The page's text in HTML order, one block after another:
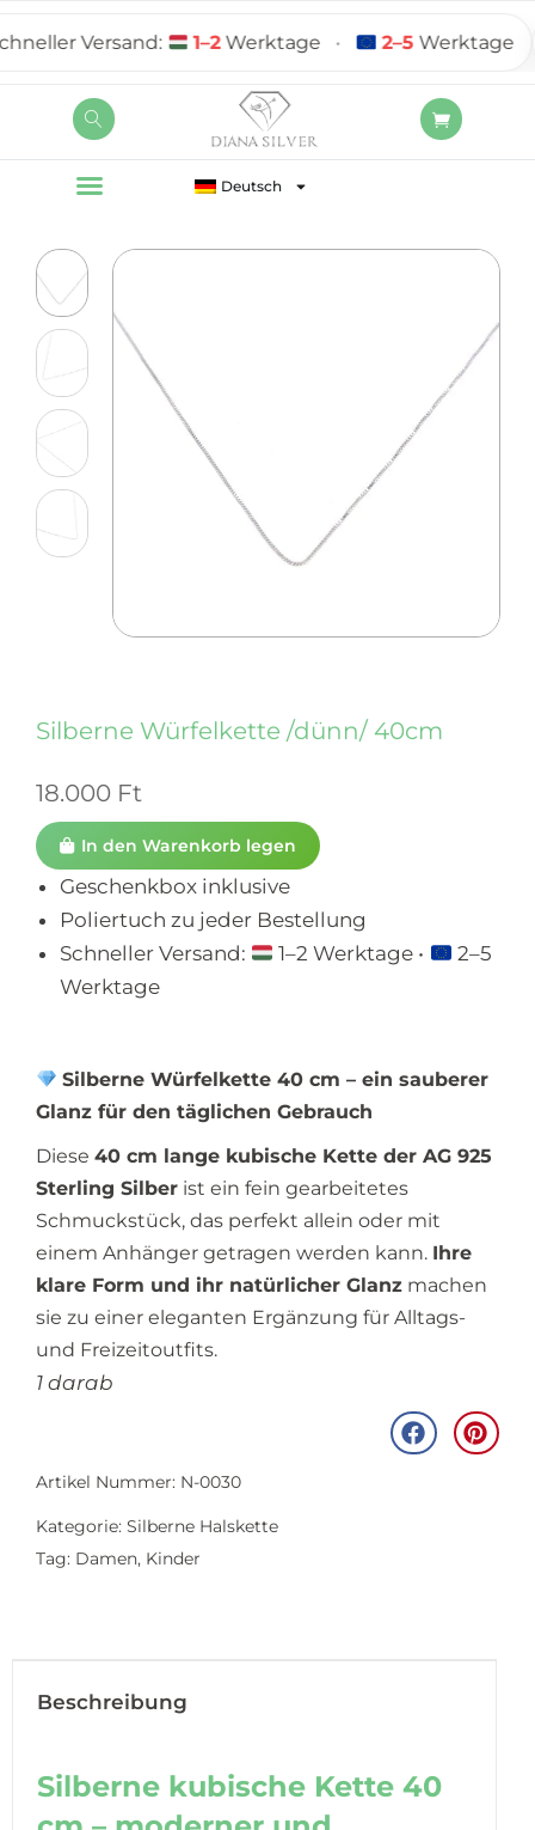
Deutsch
Versand: 1–2Werktage • 2–5Werktage
Silberne Würfelkette /dünn/ 40cm
18.000 Ft
In den Warenkorb legen
Geschenkbox inklusive
Poliertuch zu jeder Bestellung
Schneller Versand:
1–2 Werktage •
2–5
Werktage
Silberne Würfelkette 40 cm – ein sauberer
Glanz für den täglichen Gebrauch
Diese 40 cm lange kubische Kette der AG 925
Sterling Silber ist ein fein gearbeitetes
Schmuckstück, das perfekt allein oder mit
einem Anhänger getragen werden kann. Ihre
klare Form und ihr natürlicher Glanz machen
sie zu einer eleganten Ergänzung für Alltags-
und Freizeitoutfits.
1 darab
Artikel Nummer: N-0030
Kategorie: Silberne Halskette
Tag: Damen, Kinder
Beschreibung
Silberne kubische Kette 40